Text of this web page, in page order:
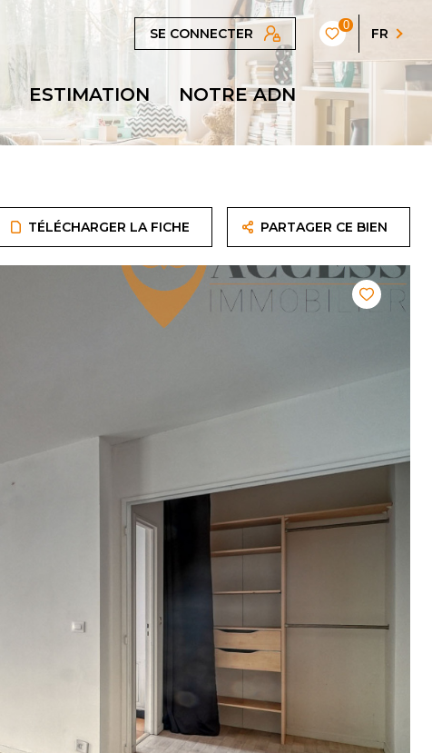
SE CONNECTER
0
FR
ESTIMATION NOTRE ADN
TÉLÉCHARGER LA FICHE PARTAGER CE BIEN